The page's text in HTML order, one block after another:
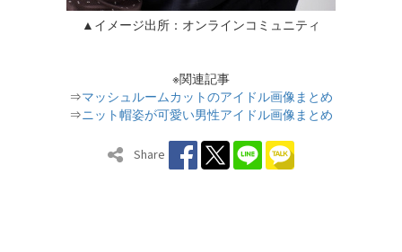
▲イメージ出所：オンラインコミュニティ
※関連記事
⇒マッシュルームカットのアイドル画像まとめ
⇒ニット帽姿が可愛い男性アイドル画像まとめ
Share